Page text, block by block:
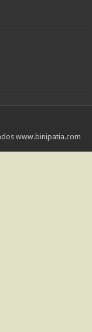
www.binipatia.com